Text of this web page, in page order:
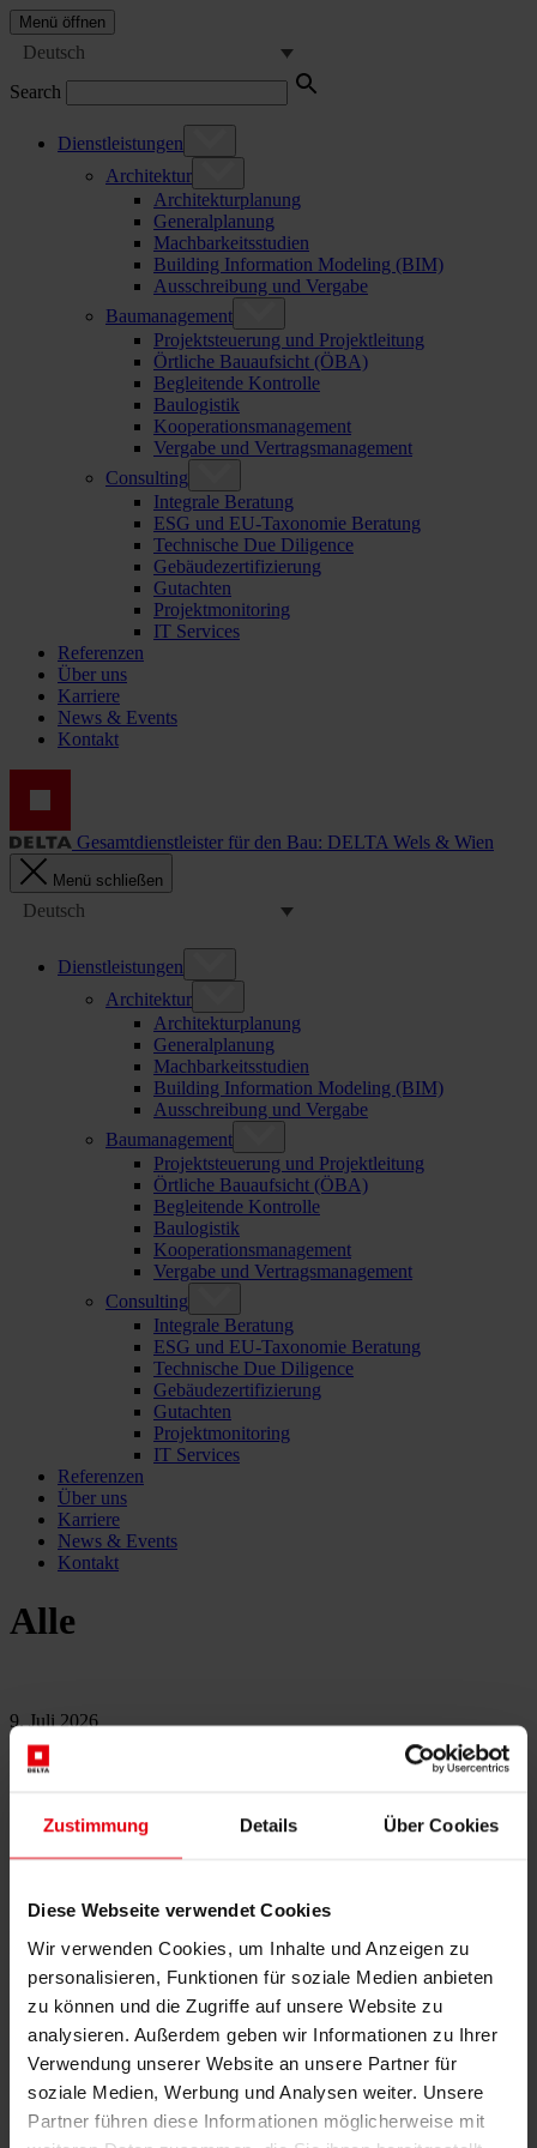
Zustimmung Details Über Cookies
Diese Webseite verwendet Cookies
Wir verwenden Cookies, um Inhalte und Anzeigen zu
personalisieren, Funktionen für soziale Medien anbieten
zu können und die Zugriffe auf unsere Website zu
analysieren. Außerdem geben wir Informationen zu Ihrer
Verwendung unserer Website an unsere Partner für
soziale Medien, Werbung und Analysen weiter. Unsere
Partner führen diese Informationen möglicherweise mit
Menü öffnen
Deutsch
Search
Dienstleistungen
Architektur
Architekturplanung
Generalplanung
Machbarkeitsstudien
Building Information Modeling (BIM)
Ausschreibung und Vergabe
Baumanagement
Projektsteuerung und Projektleitung
Örtliche Bauaufsicht (ÖBA)
Begleitende Kontrolle
Baulogistik
Kooperationsmanagement
Vergabe und Vertragsmanagement
Consulting
Integrale Beratung
ESG und EU-Taxonomie Beratung
Technische Due Diligence
Gebäudezertifizierung
Gutachten
Projektmonitoring
IT Services
Referenzen
Über uns
Karriere
News & Events
Kontakt
Gesamtdienstleister für den Bau: DELTA Wels & Wien
Menü schließen
Deutsch
Dienstleistungen
Architektur
Architekturplanung
Generalplanung
Machbarkeitsstudien
Building Information Modeling (BIM)
Ausschreibung und Vergabe
Baumanagement
Projektsteuerung und Projektleitung
Örtliche Bauaufsicht (ÖBA)
Begleitende Kontrolle
Baulogistik
Kooperationsmanagement
Vergabe und Vertragsmanagement
Consulting
Integrale Beratung
ESG und EU-Taxonomie Beratung
Technische Due Diligence
Gebäudezertifizierung
Gutachten
Projektmonitoring
IT Services
Referenzen
Über uns
Karriere
News & Events
Kontakt
Alle
9. Juli 2026
DELTA Ukraine wird Partner der Ukraine Cities Partnership
DELTA Ukraine hat die LEED-Zertifizierung für das Gebäude
Promprylad A1-A2 in Ivano-Frankivsk erfolgreich
abgeschlossen
27. Mai 2026
Spatenstichfeier für ein ÖBB-Großprojekt in Linz: Meilenstein
für die Zukunft der Zugwartung